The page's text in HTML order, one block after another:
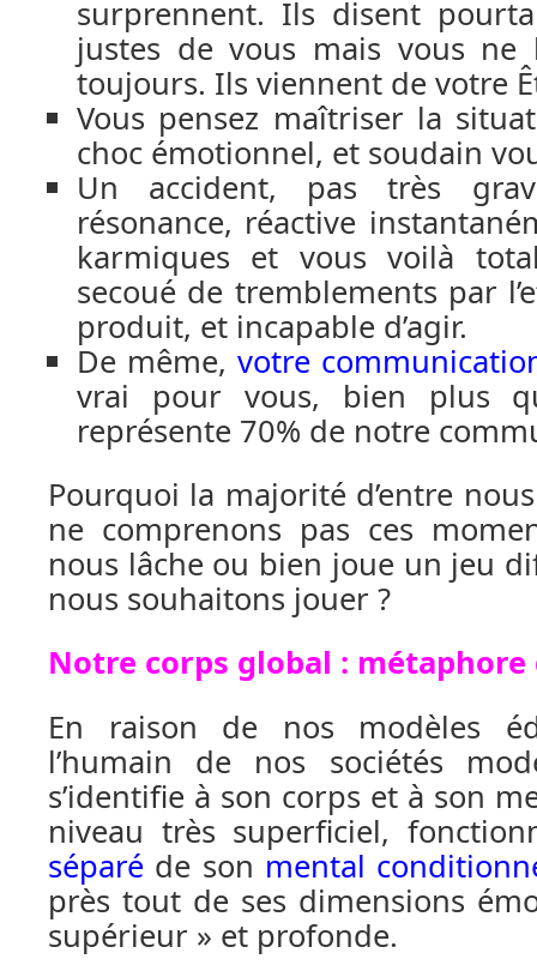
surprennent. Ils disent
justes de vous mais vous ne
toujours. Ils viennent de votre
Vous pensez maîtriser la
choc émotionnel, et soudain
Un accident, pas très
résonance, réactive
karmiques et vous voilà
secoué de tremblements par
produit, et incapable d’agir.
De même, votre
vrai pour vous, bien plus
représente 70% de notre
Pourquoi la majorité d’entre
ne comprenons pas ces
nous lâche ou bien joue un jeu
nous souhaitons jouer ?
Notre corps global : métaphore
En raison de nos modèles
l’humain de nos sociétés
s’identifie à son corps et à son
niveau très superficiel,
séparé de son mental
près tout de ses dimensions
supérieur » et profonde.